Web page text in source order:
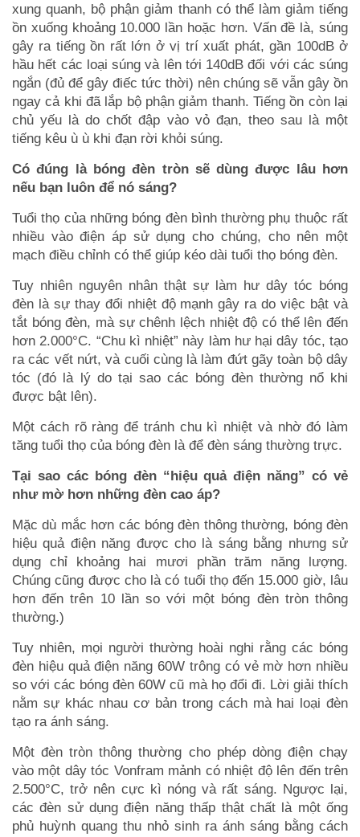
xung quanh, bộ phận giảm thanh có thể làm giảm tiếng
ồn xuống khoảng 10.000 lần hoặc hơn. Vấn đề là, súng
gây ra tiếng ồn rất lớn ở vị trí xuất phát, gần 100dB ở
hầu hết các loại súng và lên tới 140dB đối với các súng
ngắn (đủ để gây điếc tức thời) nên chúng sẽ vẫn gây ồn
ngay cả khi đã lắp bộ phận giảm thanh. Tiếng ồn còn lại
chủ yếu là do chốt đập vào vỏ đạn, theo sau là một
tiếng kêu ù ù khi đạn rời khỏi súng.
Có đúng là bóng đèn tròn sẽ dùng được lâu hơn
nếu bạn luôn để nó sáng?
Tuổi thọ của những bóng đèn bình thường phụ thuộc rất
nhiều vào điện áp sử dụng cho chúng, cho nên một
mạch điều chỉnh có thể giúp kéo dài tuổi thọ bóng đèn.
Tuy nhiên nguyên nhân thật sự làm hư dây tóc bóng
đèn là sự thay đổi nhiệt độ mạnh gây ra do việc bật và
tắt bóng đèn, mà sự chênh lệch nhiệt độ có thể lên đến
hơn 2.000°C. “Chu kì nhiệt” này làm hư hại dây tóc, tạo
ra các vết nứt, và cuối cùng là làm đứt gãy toàn bộ dây
tóc (đó là lý do tại sao các bóng đèn thường nổ khi
được bật lên).
Một cách rõ ràng để tránh chu kì nhiệt và nhờ đó làm
tăng tuổi thọ của bóng đèn là để đèn sáng thường trực.
Tại sao các bóng đèn “hiệu quả điện năng” có vẻ
như mờ hơn những đèn cao áp?
Mặc dù mắc hơn các bóng đèn thông thường, bóng đèn
hiệu quả điện năng được cho là sáng bằng nhưng sử
dụng chỉ khoảng hai mươi phần trăm năng lượng.
Chúng cũng được cho là có tuổi thọ đến 15.000 giờ, lâu
hơn đến trên 10 lần so với một bóng đèn tròn thông
thường.)
Tuy nhiên, mọi người thường hoài nghi rằng các bóng
đèn hiệu quả điện năng 60W trông có vẻ mờ hơn nhiều
so với các bóng đèn 60W cũ mà họ đổi đi. Lời giải thích
nằm sự khác nhau cơ bản trong cách mà hai loại đèn
tạo ra ánh sáng.
Một đèn tròn thông thường cho phép dòng điện chạy
vào một dây tóc Vonfram mảnh có nhiệt độ lên đến trên
2.500°C, trở nên cực kì nóng và rất sáng. Ngược lại,
các đèn sử dụng điện năng thấp thật chất là một ống
phủ huỳnh quang thu nhỏ sinh ra ánh sáng bằng cách